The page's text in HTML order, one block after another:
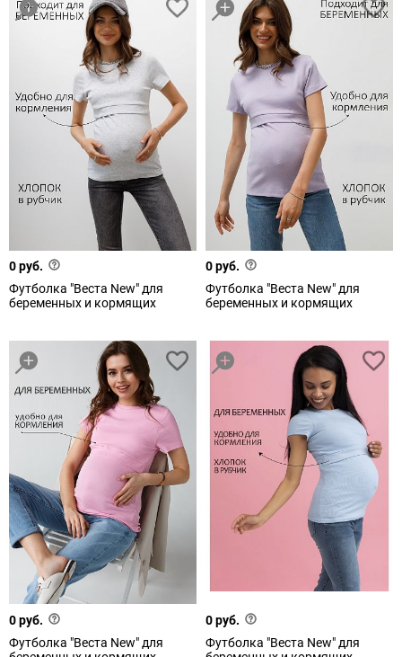
0 руб.
Футболка "Веста New" для
беременных и кормящих
0 руб.
Футболка "Веста New" для
беременных и кормящих
0 руб.
Футболка "Веста New" для
0 руб.
Футболка "Веста New" для